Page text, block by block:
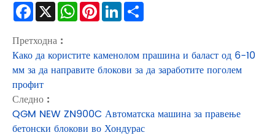
Facebook
X WhatsApp
PinterestLinkedIn
Претходна :
Како да користите каменолом прашина и баласт од 6-10
мм за да направите блокови за да заработите поголем
профит
Следно :
QGM NEW ZN900C Автоматска машина за правење
бетонски блокови во Хондурас